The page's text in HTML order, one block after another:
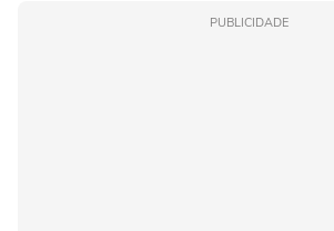
PUBLICIDADE